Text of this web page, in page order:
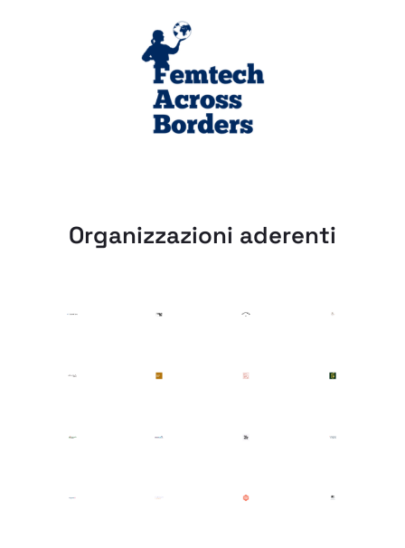
Organizzazioni aderenti